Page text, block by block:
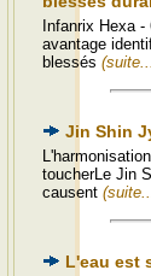
Infanrix Hexa
avantage
blessés
Jin Shin
toucherLe Jin
causent
L'eau est